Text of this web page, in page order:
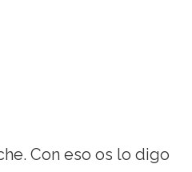
Con eso os lo digo